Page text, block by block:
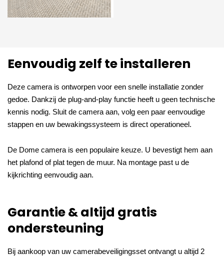
Eenvoudig zelf te installeren
Deze camera is ontworpen voor een snelle installatie zonder
gedoe. Dankzij de plug-and-play functie heeft u geen technische
kennis nodig. Sluit de camera aan, volg een paar eenvoudige
stappen en uw bewakingssysteem is direct operationeel.
De Dome camera is een populaire keuze. U bevestigt hem aan
het plafond of plat tegen de muur. Na montage past u de
kijkrichting eenvoudig aan.
Garantie & altijd gratis
ondersteuning
Bij aankoop van uw camerabeveiligingsset ontvangt u altijd 2